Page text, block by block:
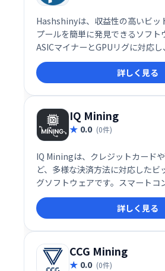
Hashshinyは、収益性の高いビッ
プールを簡単に発見できるソフト
ASICマイナーとGPUリグに対応
グをサポートします。複雑な設
も手軽にビットコインマイニング
益最大化を目指したいマイナーに
詳しく見る
IQ Mining
0.0 (0件)
IQ Miningは、クレジットカード
ど、多様な決済方法に対応したビ
グソフトウェアです。スマートコ
自動資金分配機能により、効率
します。
詳しく見る
CCG Mining
0.0 (0件)